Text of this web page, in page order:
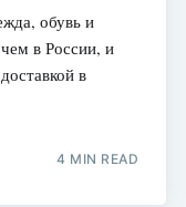
обувь и
в России, и
в
4 MIN READ